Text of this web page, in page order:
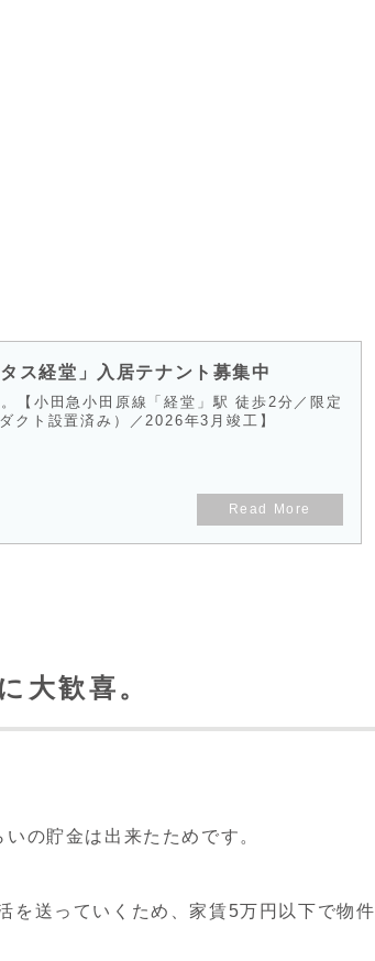
ス経堂」入居テナント募集中
【小田急小田原線「経堂」駅 徒歩2分／限定
クト設置済み）／2026年3月竣工】
大歓喜。
の貯金は出来たためです。
を送っていくため、家賃5万円以下で物件